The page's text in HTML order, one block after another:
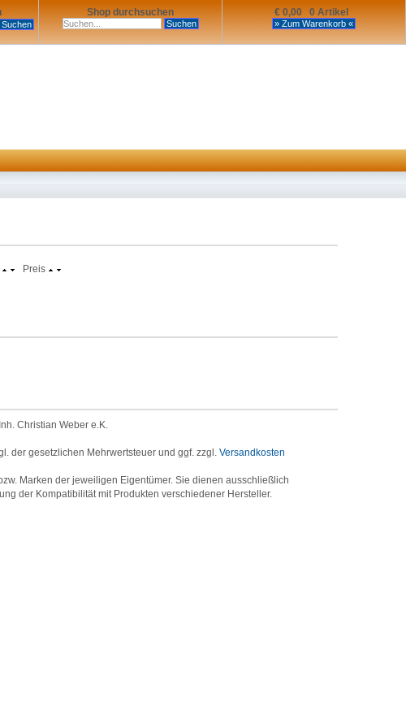
€ 0,00 0 Artikel
Shop durchsuchen
Preis
Christian Weber e.K.
der gesetzlichen Mehrwertsteuer und ggf. zzgl. Versandkosten
Marken der jeweiligen Eigentümer. Sie dienen ausschließlich
der Kompatibilität mit Produkten verschiedener Hersteller.